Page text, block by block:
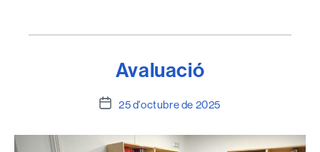
Avaluació
Data
l'entrada
25 d'octubre de 2025